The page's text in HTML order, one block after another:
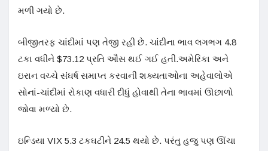
મળી ગયો છે.
બીજીતરફ ચાંદીમાં પણ તેજી રહી છે. ચાંદીના ભાવ લગભગ 4.8
ટકા વધીને $73.12 પ્રતિ ઔંસ થઈ ગઈ હતી.અમેરિકા અને
ઇરાન વચ્ચે સંઘર્ષ સમાપ્ત કરવાની શક્યતાઓના અહેવાલોએ
સોનાં-ચાંદીમાં રોકાણ વધારી દીધું હોવાથી તેના ભાવમાં ઊછાળો
જોવા મળ્યો છે.
ઇન્ડિયા VIX 5.3 ટકઘટીને 24.5 થયો છે. પરંતુ હજુ પણ ઊંચા